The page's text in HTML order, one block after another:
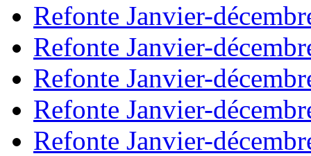
Refonte Janvier-
Refonte Janvier-
Refonte Janvier-
Refonte Janvier-
Refonte Janvier-